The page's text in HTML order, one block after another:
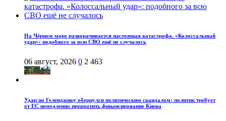
На Чёрном море разворачивается настоящая катастрофа. «Колоссальный
удар»: подобного за всю СВО ещё не случалось
06 август, 2026 0 2 463
Удар по Геленджику обернулся политическим скандалом: политик требует
от ЕС немедленно прекратить финансирование Киева